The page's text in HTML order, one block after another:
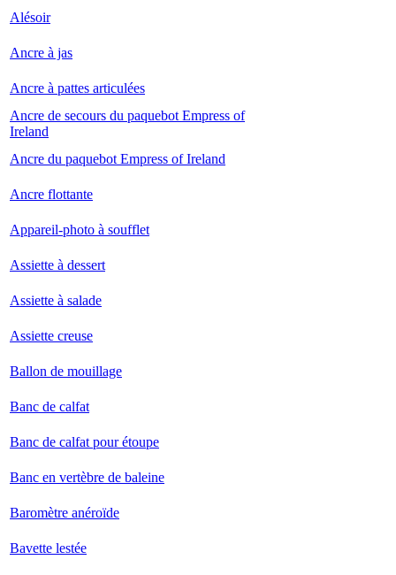
Alésoir
Ancre à jas
Ancre à pattes articulées
Ancre de secours du paquebot Empress of
Ireland
Ancre du paquebot Empress of Ireland
Ancre flottante
Appareil-photo à soufflet
Assiette à dessert
Assiette à salade
Assiette creuse
Ballon de mouillage
Banc de calfat
Banc de calfat pour étoupe
Banc en vertèbre de baleine
Baromètre anéroïde
Bavette lestée